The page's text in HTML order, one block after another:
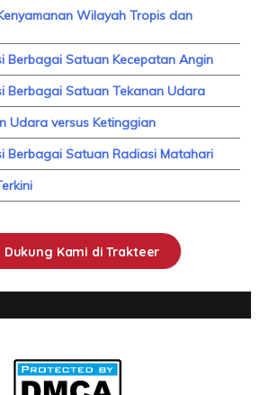
Wilayah Tropis dan
Berbagai Satuan Kecepatan Angin
Berbagai Satuan Tekanan Udara
Udara versus Ketinggian
Berbagai Satuan Radiasi Matahari
Dukung Kami di Trakteer